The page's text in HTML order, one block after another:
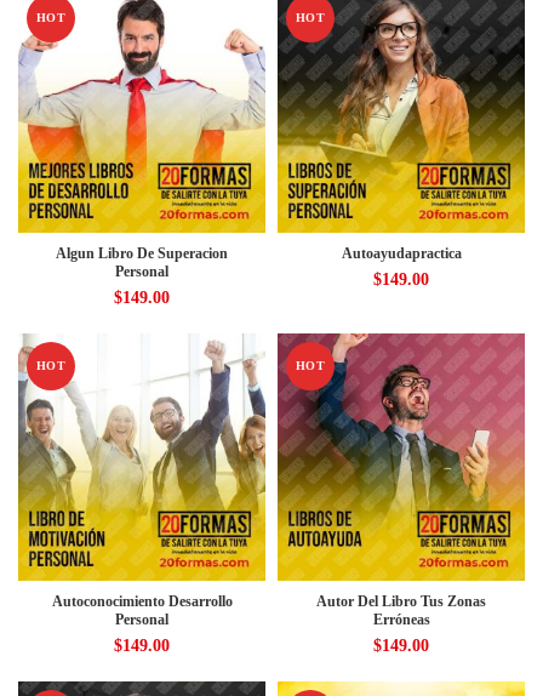
HOT
Algun Libro De Superacion
Personal
$149.00
HOT
Autoayudapractica
$149.00
HOT
Autoconocimiento Desarrollo
Personal
$149.00
HOT
Autor Del Libro Tus Zonas
Erróneas
$149.00